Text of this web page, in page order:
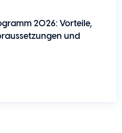
2026: Vorteile,
und